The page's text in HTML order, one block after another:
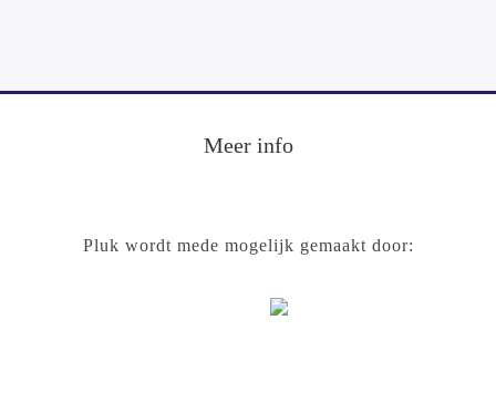
Meer info
Pluk wordt mede mogelijk gemaakt door: